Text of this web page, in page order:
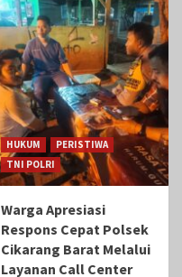
HUKUM
PERISTIWA
TNI POLRI
Warga Apresiasi
Respons Cepat Polsek
Cikarang Barat Melalui
Layanan Call Center